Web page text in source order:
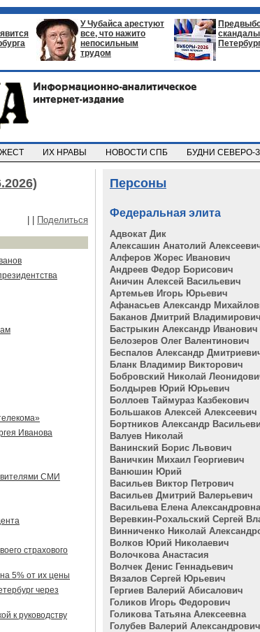
У Чубайса арестуют
все, что нажито
непосильным
трудом
ИХ НРАВЫ НОВОСТИ СПБ БУДНИ СЕВЕРО-
Поделиться
Иванова
СМИ
страхового
5% от их цены
через
к руководству
Персоны
Федеральная элита
Адвокат Дик
Алексашин Анатолий
Алферов Жорес Иванович
Андреев Федор Борисович
Аничин Алексей Васильевич
Артемьев Игорь Юрьевич
Афанасьев Александр
Баканов Дмитрий Владимирович
Бастрыкин Александр Иванович
Белозеров Олег Валентинович
Беспалов Александр
Бланк Владимир Викторович
Бобровский Николай
Болдырев Юрий Юрьевич
Боллоев Таймураз Казбекович
Большаков Алексей Алексеевич
Бортников Александр
Валуев Николай
Ванинский Борис Львович
Ваничкин Михаил Георгиевич
Ванюшин Юрий
Васильев Виктор Петрович
Васильев Дмитрий Валерьевич
Васильева Елена Александровна
Веревкин-Рохальский Сергей
Винниченко Николай
Волков Юрий Николаевич
Волочкова Анастасия
Волчек Денис Геннадьевич
Вязалов Сергей Юрьевич
Гергиев Валерий Абисалович
Голиков Игорь Федорович
Голикова Татьяна Алексеевна
Голубев Валерий Александрович